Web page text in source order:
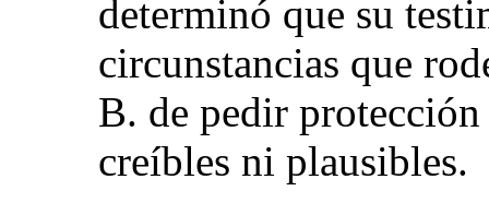
determinó que su
circunstancias que
B. de pedir
creíbles ni plausibles.